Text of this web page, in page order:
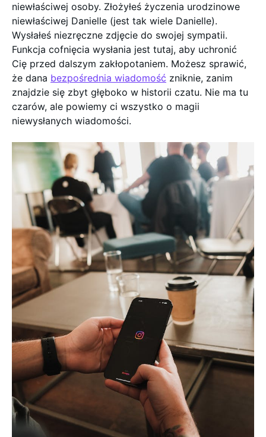
niewłaściwej osoby. Złożyłeś życzenia urodzinowe
niewłaściwej Danielle (jest tak wiele Danielle).
Wysłałeś niezręczne zdjęcie do swojej sympatii.
Funkcja cofnięcia wysłania jest tutaj, aby uchronić
Cię przed dalszym zakłopotaniem. Możesz sprawić,
że dana bezpośrednia wiadomość zniknie, zanim
znajdzie się zbyt głęboko w historii czatu. Nie ma tu
czarów, ale powiemy ci wszystko o magii
niewysłanych wiadomości.